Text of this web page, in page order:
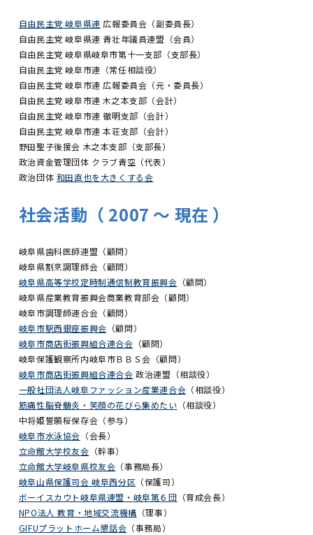
自由民主党 岐阜県連 広報委員会（副委員長）
自由民主党 岐阜県連 青壮年議員連盟（会員）
自由民主党 岐阜県岐阜市第十一支部（支部長）
自由民主党 岐阜市連（常任相談役）
自由民主党 岐阜市連 広報委員会（元・委員長）
自由民主党 岐阜市連 木之本支部（会計）
自由民主党 岐阜市連 徹明支部（会計）
自由民主党 岐阜市連 本荘支部（会計）
野田聖子後援会 木之本支部（支部長）
政治資金管理団体 クラブ青空（代表）
政治団体 和田直也を大きくする会
社会活動（ 2007 〜 現在 ）
岐阜県歯科医師連盟（顧問）
岐阜県割烹調理師会（顧問）
岐阜県高等学校定時制通信制教育振興会 （顧問）
岐阜県産業教育振興会商業教育部会（顧問）
岐阜市調理師連合会（顧問）
岐阜市駅西銀座振興会 （顧問）
岐阜市商店街振興組合連合会 （顧問）
岐阜保護観察所内岐阜市ＢＢＳ会（顧問）
岐阜市商店街振興組合連合会 政治連盟（相談役）
一般社団法人岐阜ファッション産業連合会 （相談役）
筋痛性脳脊髄炎・笑顔の花びら集めたい （相談役）
中将姫誓願桜保存会（参与）
岐阜市水泳協会 （会長）
立命館大学校友会 （幹事）
立命館大学岐阜県校友会 （事務局長）
岐阜山県保護司会 岐阜西分区 （保護司）
ボーイスカウト岐阜県連盟・岐阜第６団 （育成会長）
NPO法人 教育・地域交流機構 （理事）
GIFUプラットホーム懇話会 （事務局）